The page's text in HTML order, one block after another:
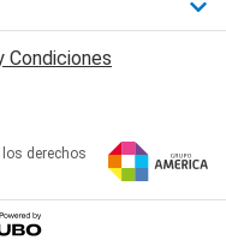
Condiciones
derechos